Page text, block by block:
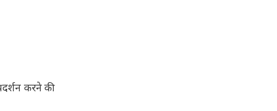
करने की